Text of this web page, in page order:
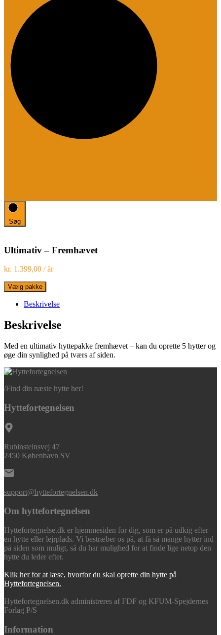
Søg
Ultimativ – Fremhævet
kr. 1.399,00 / år
Ultimativ
-
Fremhævet
Vælg pakke
Beskrivelse
Beskrivelse
Med en ultimativ hyttepakke fremhævet – kan du oprette 5 hytter og
øge din synlighed på tværs af siden.
/Find din næste hytte her!
Hyttefortegnelsen
Rubinsteinsvej 47
2450 København SV
support@hyttefortegnelsen.dk
Om hyttefortegnelsen
Hyttefortegnelse.dk er hjemmesiden for dig, som er på udkig efter
en hytte eller lejrplads. Vi bestræber os på, at få så mange hytter ind
på siden som muligt, så du har mulighed for at finde lige netop den
hytte du leder efter.
Klik her for at læse, hvorfor du skal oprette din hytte på
Hyttefortegnelsen.
Hyttefortegnelsen.dk administreres af FDF og KFUM-Spejdernes
Forlag P/S
Information